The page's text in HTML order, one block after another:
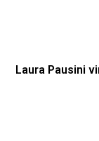
Laura Pausini